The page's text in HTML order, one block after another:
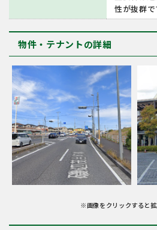
性が抜群で
物件・テナントの詳細
※画像をクリックすると拡